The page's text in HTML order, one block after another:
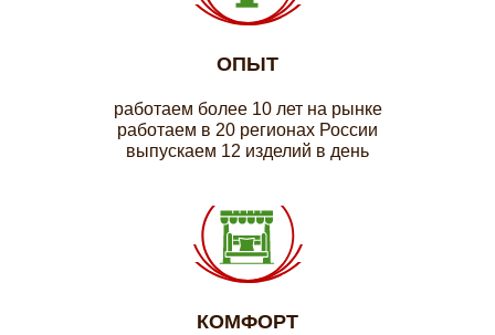
ОПЫТ
работаем более 10 лет на рынке
работаем в 20 регионах России
выпускаем 12 изделий в день
КОМФОРТ